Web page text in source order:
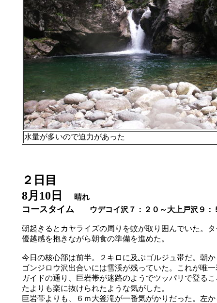
水量が多いので迫力があった
２日目
8月10日
晴れ
コースタイム ウデコイ沢７：２０～大上戸沢９
朝起きるとカヤライズの周りを蚊が取り囲んでいた。
優越感を抱きながら朝食の準備を進めた。
今日の核心部は前半。２キロに及ぶゴルジュ帯だ。朝
ゴンジロウ沢出合いには雪渓が残っていた。これが唯
ガイドの通り、巨岩帯が迷路のようでツッパリで登る
たよりも楽に抜けられたような気がした。
巨岩帯よりも、６ｍ大釜滝が一番気がかりだった。左